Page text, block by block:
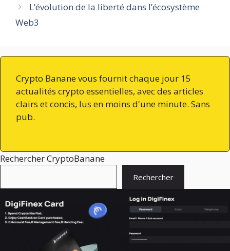
L’évolution de la liberté dans l’écosystème
Web3
Crypto Banane vous fournit chaque jour 15
actualités crypto essentielles, avec des articles
clairs et concis, lus en moins d'une minute. Sans
pub.
Rechercher CryptoBanane
Rechercher